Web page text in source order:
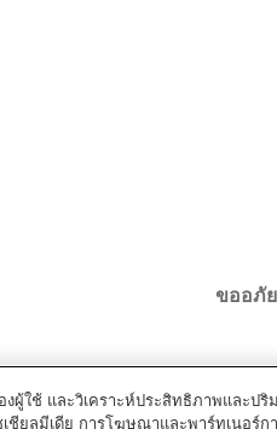
ขออภั
ผู้ใช้ และวิเคราะห์ประสิทธิภาพและปริ
ชียลมีเดีย การโฆษณาและพาร์ทเนอร์กา